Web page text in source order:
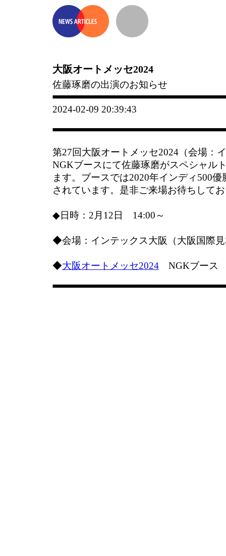
大阪オートメッセ2024
佐藤琢磨の出演のお知らせ
2024-02-09 20:39:43
第27回大阪オートメッセ2024（会場：
NGKブースにて佐藤琢磨がスペシャル
ます。ブースでは2020年インディ500
されています。是非ご来場お待ちして
◆日時：2月12日 14:00～
◆会場：インテックス大阪（大阪国際
◆大阪オートメッセ2024 NGKブース